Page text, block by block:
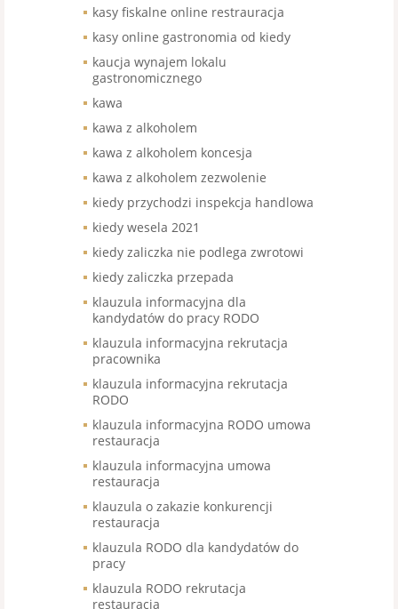
kasy fiskalne online restrauracja
kasy online gastronomia od kiedy
kaucja wynajem lokalu
gastronomicznego
kawa
kawa z alkoholem
kawa z alkoholem koncesja
kawa z alkoholem zezwolenie
kiedy przychodzi inspekcja handlowa
kiedy wesela 2021
kiedy zaliczka nie podlega zwrotowi
kiedy zaliczka przepada
klauzula informacyjna dla
kandydatów do pracy RODO
klauzula informacyjna rekrutacja
pracownika
klauzula informacyjna rekrutacja
RODO
klauzula informacyjna RODO umowa
restauracja
klauzula informacyjna umowa
restauracja
klauzula o zakazie konkurencji
restauracja
klauzula RODO dla kandydatów do
pracy
klauzula RODO rekrutacja
restauracja